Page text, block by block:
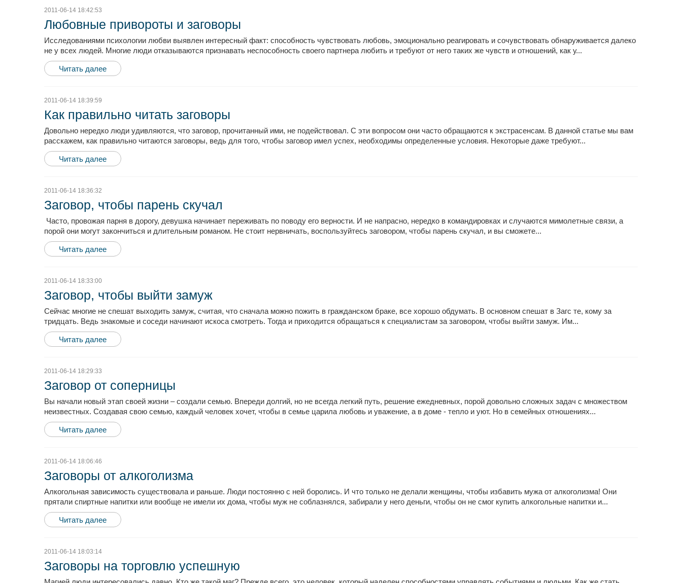
2011-06-14 18:42:53
Любовные привороты и заговоры
Исследованиями психологии любви выявлен интересный факт: способность чувствовать любовь, эмоционально реагировать и сочувствовать обнаруживается далеко
не у всех людей. Многие люди отказываются признавать неспособность своего партнера любить и требуют от него таких же чувств и отношений, как у...
Читать далее
2011-06-14 18:39:59
Как правильно читать заговоры
Довольно нередко люди удивляются, что заговор, прочитанный ими, не подействовал. С эти вопросом они часто обращаются к экстрасенсам. В данной статье мы вам
расскажем, как правильно читаются заговоры, ведь для того, чтобы заговор имел успех, необходимы определенные условия. Некоторые даже требуют...
Читать далее
2011-06-14 18:36:32
Заговор, чтобы парень скучал
Часто, провожая парня в дорогу, девушка начинает переживать по поводу его верности. И не напрасно, нередко в командировках и случаются мимолетные связи, а
порой они могут закончиться и длительным романом. Не стоит нервничать, воспользуйтесь заговором, чтобы парень скучал, и вы сможете...
Читать далее
2011-06-14 18:33:00
Заговор, чтобы выйти замуж
Сейчас многие не спешат выходить замуж, считая, что сначала можно пожить в гражданском браке, все хорошо обдумать. В основном спешат в Загс те, кому за
тридцать. Ведь знакомые и соседи начинают искоса смотреть. Тогда и приходится обращаться к специалистам за заговором, чтобы выйти замуж. Им...
Читать далее
2011-06-14 18:29:33
Заговор от соперницы
Вы начали новый этап своей жизни – создали семью. Впереди долгий, но не всегда легкий путь, решение ежедневных, порой довольно сложных задач с множеством
неизвестных. Создавая свою семью, каждый человек хочет, чтобы в семье царила любовь и уважение, а в доме - тепло и уют. Но в семейных отношениях...
Читать далее
2011-06-14 18:06:46
Заговоры от алкоголизма
Алкогольная зависимость существовала и раньше. Люди постоянно с ней боролись. И что только не делали женщины, чтобы избавить мужа от алкоголизма! Они
прятали спиртные напитки или вообще не имели их дома, чтобы муж не соблазнялся, забирали у него деньги, чтобы он не смог купить алкогольные напитки и...
Читать далее
2011-06-14 18:03:14
Заговоры на торговлю успешную